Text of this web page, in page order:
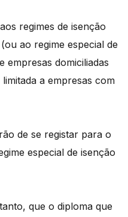
regimes de isenção
ao regime especial de
empresas domiciliadas
a empresas com
de se registar para o
especial de isenção
que o diploma que